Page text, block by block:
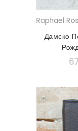
Raphael
Дамско